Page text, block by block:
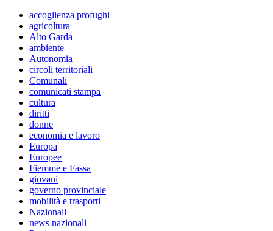
accoglienza profughi
agricoltura
Alto Garda
ambiente
Autonomia
circoli territoriali
Comunali
comunicati stampa
cultura
diritti
donne
economia e lavoro
Europa
Europee
Fiemme e Fassa
giovani
governo provinciale
mobilità e trasporti
Nazionali
news nazionali